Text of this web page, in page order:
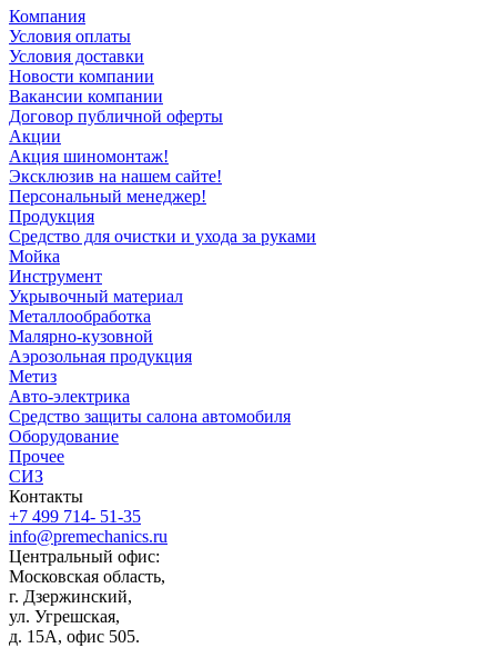
Компания
Условия оплаты
Условия доставки
Новости компании
Вакансии компании
Договор публичной оферты
Акции
Акция шиномонтаж!
Эксклюзив на нашем сайте!
Персональный менеджер!
Продукция
Средство для очистки и ухода за руками
Мойка
Инструмент
Укрывочный материал
Металлообработка
Малярно-кузовной
Аэрозольная продукция
Метиз
Авто-электрика
Средство защиты салона автомобиля
Оборудование
Прочее
СИЗ
Контакты
+7 499 714- 51-35
info@premechanics.ru
Центральный офис:
Московская область,
г. Дзержинский,
ул. Угрешская,
д. 15А, офис 505.